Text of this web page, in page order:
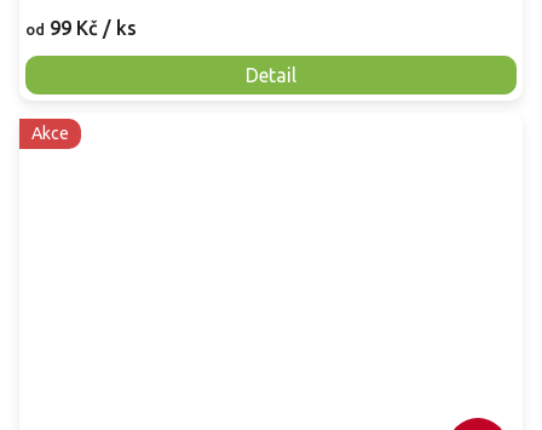
od 99 Kč / ks
Detail
Akce